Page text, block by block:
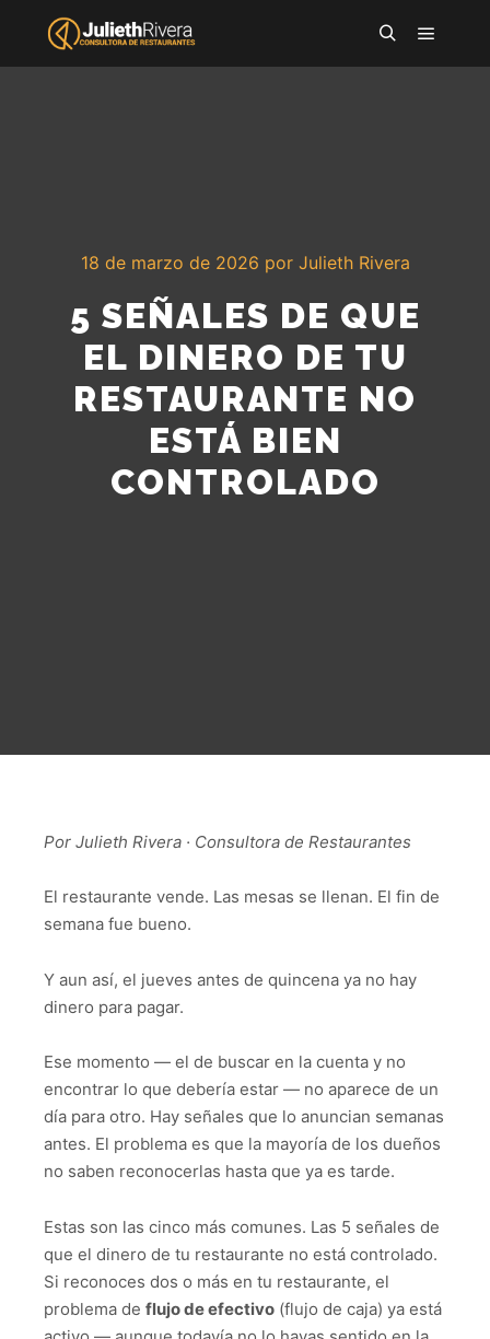
18 de marzo de 2026 por Julieth Rivera
5 SEÑALES DE QUE
EL DINERO DE TU
RESTAURANTE NO
ESTÁ BIEN
CONTROLADO
Por Julieth Rivera · Consultora de Restaurantes
El restaurante vende. Las mesas se llenan. El fin de
semana fue bueno.
Y aun así, el jueves antes de quincena ya no hay
dinero para pagar.
Ese momento — el de buscar en la cuenta y no
encontrar lo que debería estar — no aparece de un
día para otro. Hay señales que lo anuncian semanas
antes. El problema es que la mayoría de los dueños
no saben reconocerlas hasta que ya es tarde.
Estas son las cinco más comunes. Las 5 señales de
que el dinero de tu restaurante no está controlado.
Si reconoces dos o más en tu restaurante, el
problema de flujo de efectivo (flujo de caja) ya está